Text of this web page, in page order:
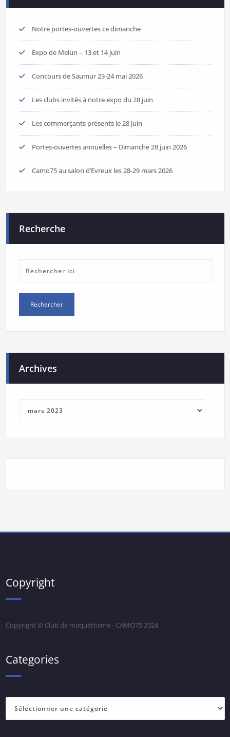
Notre portes-ouvertes ce dimanche
Expo de Melun – 13 et 14 juin
Concours de Saumur 23-24 mai 2026
Les clubs invités à notre expo du 28 juin
Les commerçants présents le 28 juin
Portes-ouvertes annuelles – Dimanche 28 juin 2026
Camo75 au salon d’Evreux les 28-29 mars 2026
Recherche
Archives
Copyright
Copyright © Club de maquettisme - CAMO75 2024
Categories